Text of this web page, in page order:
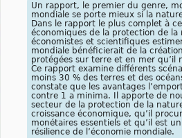
Un rapport, le premier du genre,
mondiale se porte mieux si la
Dans le rapport le plus complet à
économiques de la protection de
économistes et scientifiques
mondiale bénéficierait de la
protégées sur terre et en mer qu’il
Ce rapport examine différents
moins 30 % des terres et des
constate que les avantages
contre 1 a minima. Il apporte de
secteur de la protection de la
croissance économique, qu’il
monétaires essentiels et qu’il est
résilience de l’économie mondiale.